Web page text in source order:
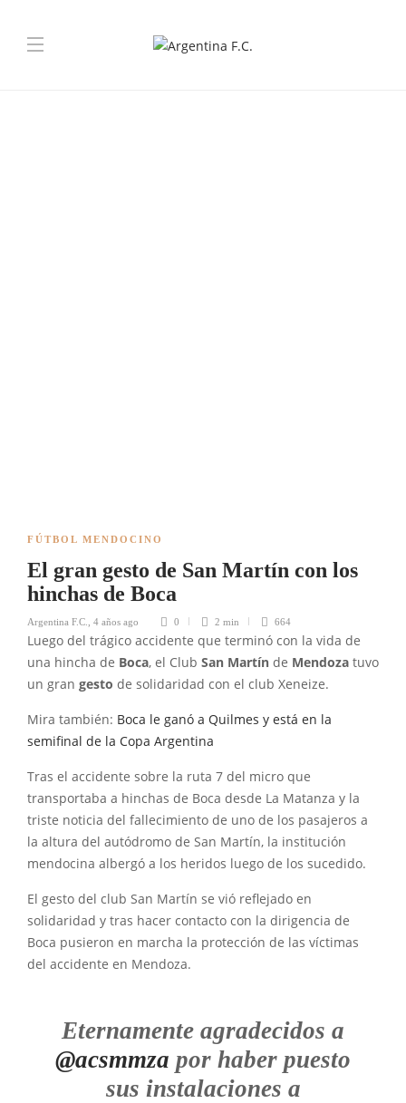
FÚTBOL MENDOCINO
El gran gesto de San Martín con los
hinchas de Boca
Argentina F.C. 4 años ago 0 2 min 664
Luego del trágico accidente que terminó con la vida de
una hincha de Boca, el Club San Martín de Mendoza tuvo
un gran gesto de solidaridad con el club Xeneize.
Mira también: Boca le ganó a Quilmes y está en la
semifinal de la Copa Argentina
Tras el accidente sobre la ruta 7 del micro que
transportaba a hinchas de Boca desde La Matanza y la
triste noticia del fallecimiento de uno de los pasajeros a
la altura del autódromo de San Martín, la institución
mendocina albergó a los heridos luego de los sucedido.
El gesto del club San Martín se vió reflejado en
solidaridad y tras hacer contacto con la dirigencia de
Boca pusieron en marcha la protección de las víctimas
del accidente en Mendoza.
Eternamente agradecidos a
@acsmmza por haber puesto
sus instalaciones a